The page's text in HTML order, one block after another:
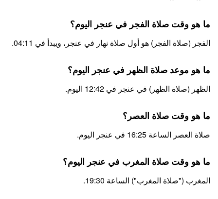
ما هو وقت صلاة الفجر في عنجر اليوم؟
الفجر (صلاة الفجر) هو أول صلاة نهار في عنجر، ويبدأ في 04:11.
ما هو موعد صلاة الظهر في عنجر اليوم؟
الظهر (صلاة الظهر) في عنجر في 12:42 اليوم.
ما هو وقت صلاة العصر؟
صلاة العصر الساعة 16:25 في عنجر اليوم.
ما هو وقت صلاة المغرب في عنجر اليوم؟
المغرب ("صلاة المغرب") الساعة 19:30.